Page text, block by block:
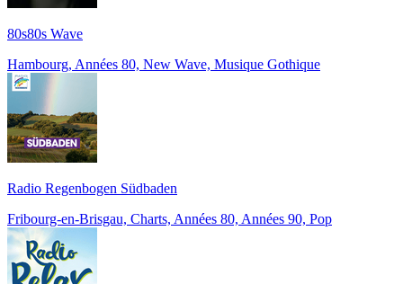
80s80s Wave
Hambourg, Années 80, New Wave, Musique Gothique
Radio Regenbogen Südbaden
Fribourg-en-Brisgau, Charts, Années 80, Années 90, Pop